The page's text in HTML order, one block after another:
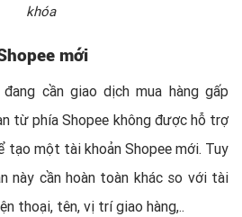
khóa
mới
cần giao dịch mua hàng gấp
từ phía Shopee không được hỗ trợ
tạo một tài khoản Shopee mới. Tuy
này cần hoàn toàn khác so với tài
thoại, tên, vị trí giao hàng,..